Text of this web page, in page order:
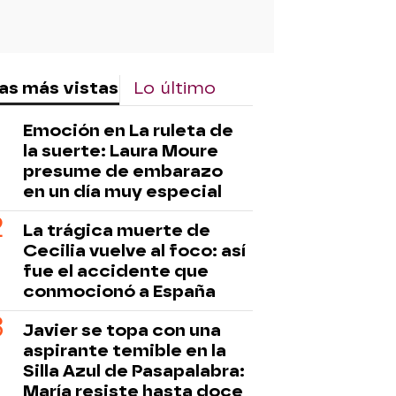
más vistas Lo último
Emoción en La ruleta de
la suerte: Laura Moure
presume de embarazo
en un día muy especial
La trágica muerte de
Cecilia vuelve al foco: así
fue el accidente que
conmocionó a España
Javier se topa con una
aspirante temible en la
Silla Azul de Pasapalabra:
María resiste hasta doce